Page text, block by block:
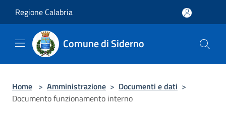
Regione Calabria
Comune di Siderno
Home > Amministrazione > Documenti e dati >
Documento funzionamento interno